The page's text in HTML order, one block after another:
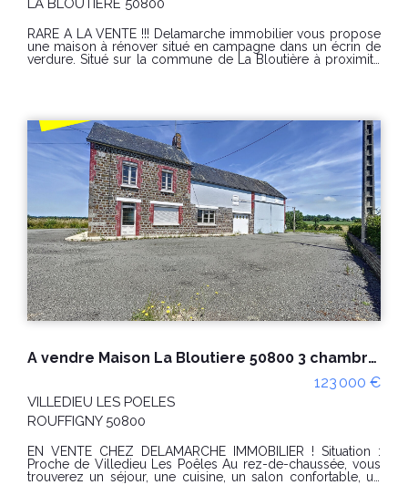
02 33 91 40 43 À visiter sans tarder !
LA BLOUTIERE 50800
RARE A LA VENTE !!! Delamarche immobilier vous propose
une maison à rénover situé en campagne dans un écrin de
verdure. Situé sur la commune de La Bloutière à proximité
Terrain de 18 458 m². CLASSE ENERGIE : SANS CHAUFFAGE
Prix : 65 000 € Honoraires charge vendeur Réf 10647SC «
Les informations sur les risques auxquels ce bien est
exposé sont disponibles sur le site Géorisques :
www.georisques.gouv.fr ». Pour les visites contacter Samuel
COLLIBEAUX tél 07 76 86 35 53 ou 02 33 91 40 43
DELAMARCHE IMMOBILIER 45 rue de la Libération 50320
LA HAYE PESNEL
A vendre Maison La Bloutiere 50800 3 chambres 4 000 m² de terrain
123 000 €
VILLEDIEU LES POELES
ROUFFIGNY 50800
EN VENTE CHEZ DELAMARCHE IMMOBILIER ! Situation :
Proche de Villedieu Les Poêles Au rez-de-chaussée, vous
trouverez un séjour, une cuisine, un salon confortable, un